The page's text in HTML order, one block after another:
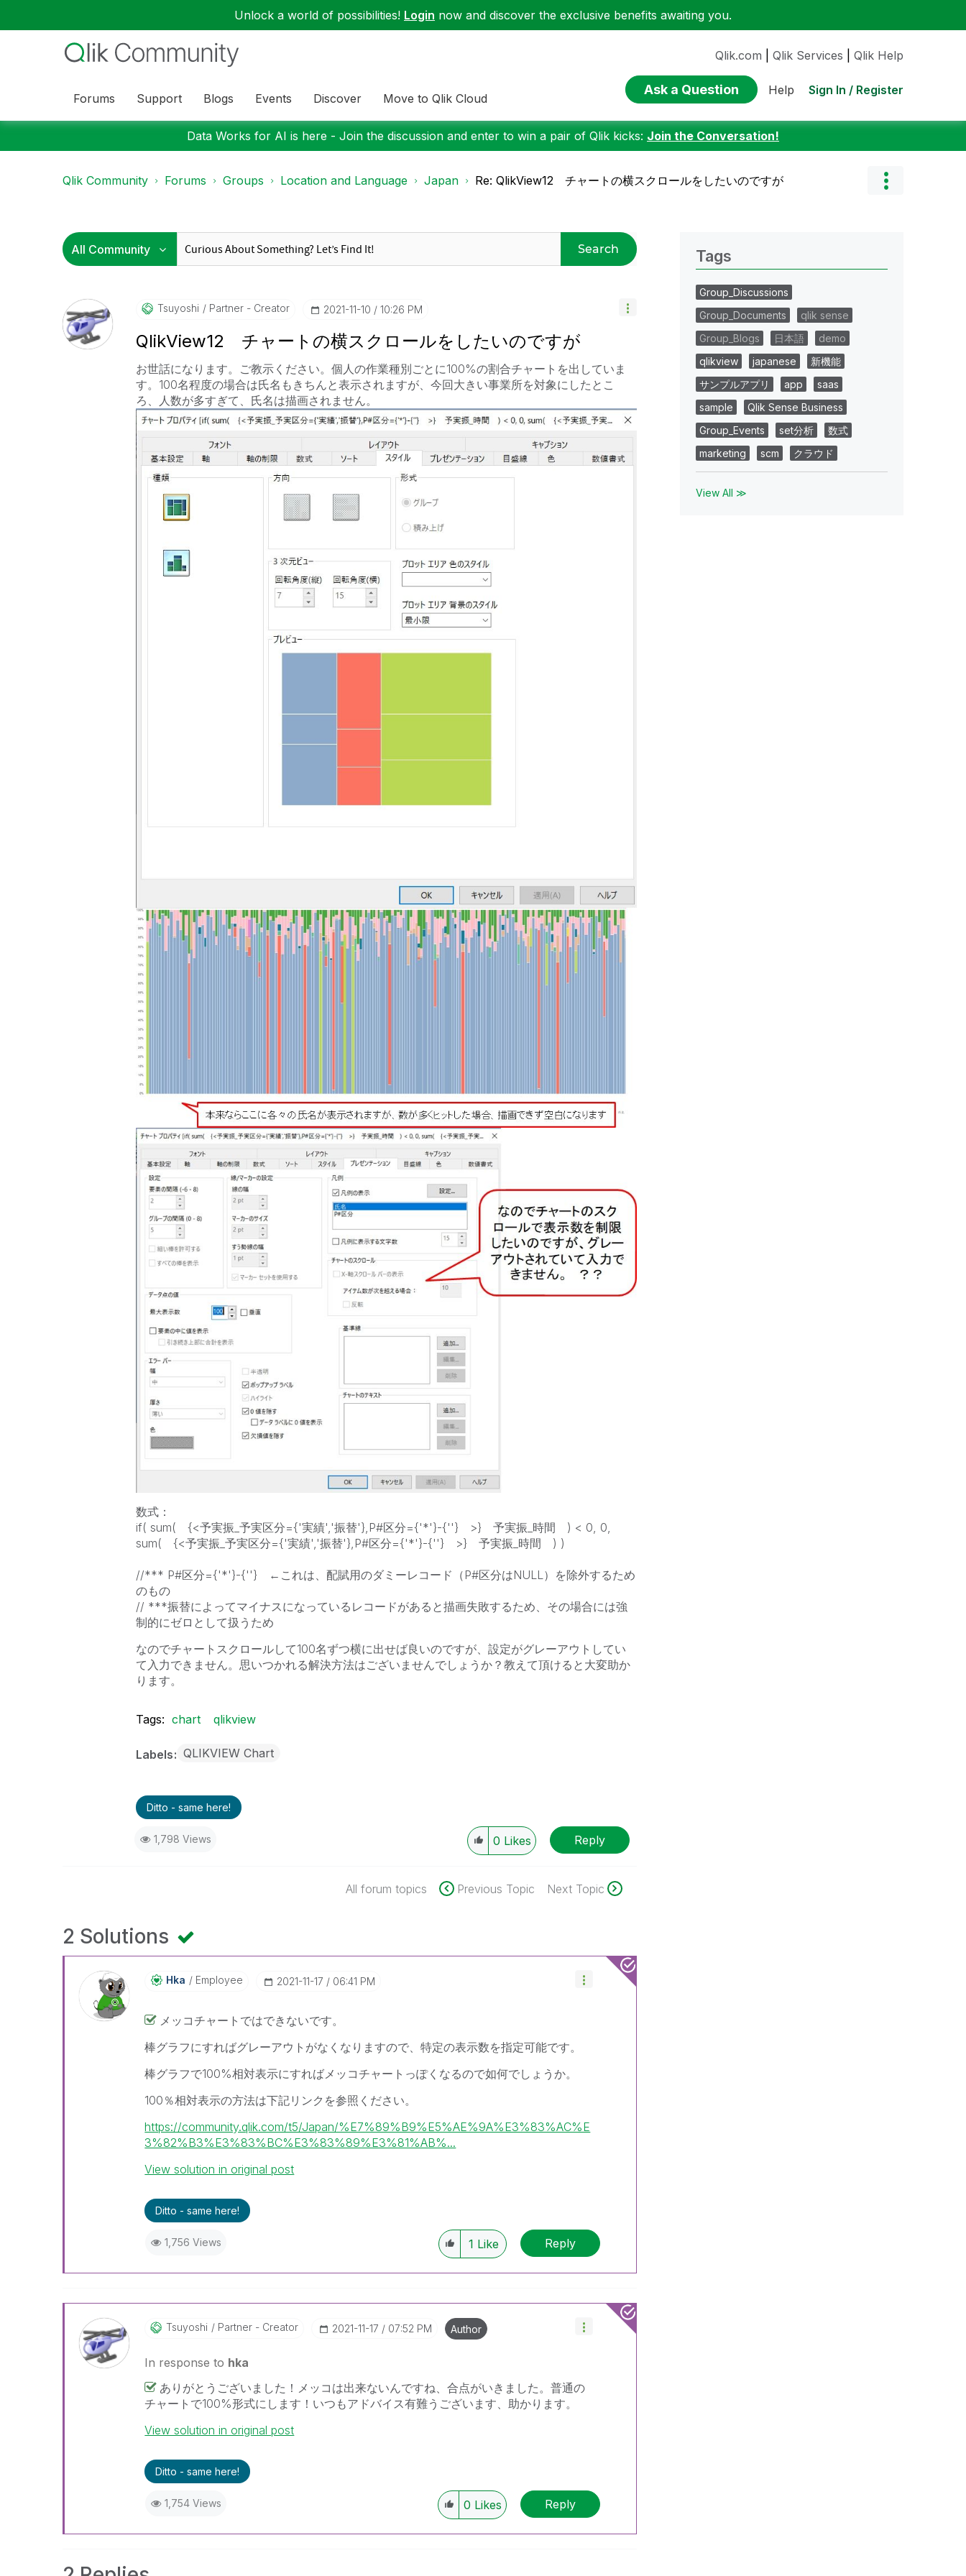
Unlock a world of possibilities! Login now and discover the exclusive benefits awaiting you.
Forums Support Blogs Events Discover Move to Qlik Cloud
Qlik.com Qlik Services Qlik Help
Ask a Question Help Sign In / Register
Data Works for AI is here - Join the discussion and enter to win a pair of Qlik kicks: Join the Conversation!
Qlik Community Forums Groups Location and Language Japan Re: QlikView12 チャートの横スクロールをしたいのですが
Search
Tsuyoshi Partner - Creator ‎2021-11-10 10:26 PM
QlikView12 チャートの横スクロールをしたいのですが
お世話になります。ご教示ください。個人の作業種別ごとに100%の割合チャートを出していま
す。100名程度の場合は氏名もきちんと表示されますが、今回大きい事業所を対象にしたとこ
ろ、人数が多すぎて、氏名は描画されません。
数式：
if( sum( {<予実振_予実区分={'実績','振替'},P#区分={'*'}-{''} >} 予実振_時間 ) < 0, 0,
sum( {<予実振_予実区分={'実績','振替'},P#区分={'*'}-{''} >} 予実振_時間 ) )
//*** P#区分={'*'}-{''} ←これは、配賦用のダミーレコード（P#区分はNULL）を除外するため
のもの
// ***振替によってマイナスになっているレコードがあると描画失敗するため、その場合には強
制的にゼロとして扱うため
なのでチャートスクロールして100名ずつ横に出せば良いのですが、設定がグレーアウトしてい
て入力できません。思いつかれる解決方法はございませんでしょうか？教えて頂けると大変助か
ります。
Tags: chart qlikview
Labels QLIKVIEW Chart
Ditto - same here!
1,798 Views 0 Likes Reply
All forum topics Previous Topic Next Topic
2 Solutions
Hka Employee ‎2021-11-17 06:41 PM
メッコチャートではできないです。
棒グラフにすればグレーアウトがなくなりますので、特定の表示数を指定可能です。
棒グラフで100%相対表示にすればメッコチャートっぽくなるので如何でしょうか。
100％相対表示の方法は下記リンクを参照ください。
https://community.qlik.com/t5/Japan/%E7%89%B9%E5%AE%9A%E3%83%AC%E
3%82%B3%E3%83%BC%E3%83%89%E3%81%AB%...
View solution in original post
Ditto - same here!
1,756 Views 1 Like Reply
Tsuyoshi Partner - Creator ‎2021-11-17 07:52 PM Author
In response to hka
ありがとうございました！メッコは出来ないんですね、合点がいきました。普通の
チャートで100%形式にします！いつもアドバイス有難うございます、助かります。
View solution in original post
Ditto - same here!
1,754 Views 0 Likes Reply
Tags
Group_Discussions
Group_Documents
qlik sense
Group_Blogs
日本語
demo
qlikview
japanese
新機能
サンプルアプリ
app
saas
sample
Qlik Sense Business
Group_Events
set分析
数式
marketing
scm クラウド
View All ≫